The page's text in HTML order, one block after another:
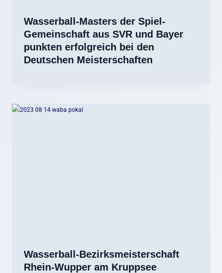
Wasserball-Masters der Spiel-
Gemeinschaft aus SVR und Bayer
punkten erfolgreich bei den
Deutschen Meisterschaften
Wasserball-Bezirksmeisterschaft
Rhein-Wupper am Kruppsee